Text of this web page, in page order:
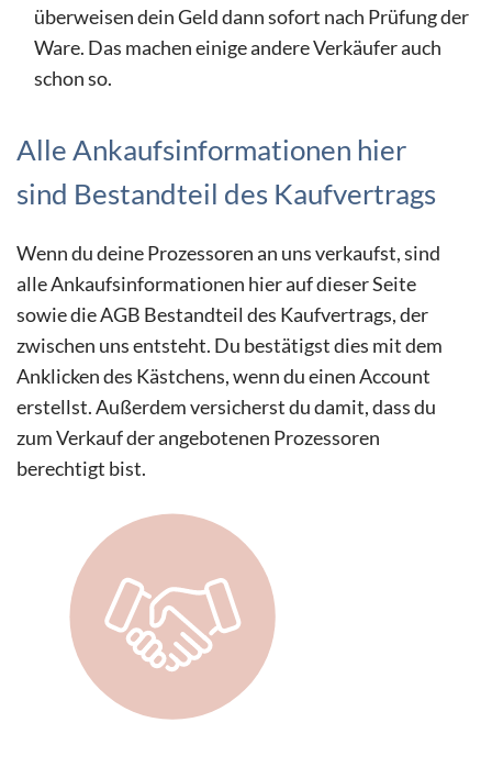
überweisen dein Geld dann sofort nach Prüfung der
Ware. Das machen einige andere Verkäufer auch
schon so.
Alle Ankaufsinformationen hier
sind Bestandteil des Kaufvertrags
Wenn du deine Prozessoren an uns verkaufst, sind
alle Ankaufsinformationen hier auf dieser Seite
sowie die AGB Bestandteil des Kaufvertrags, der
zwischen uns entsteht. Du bestätigst dies mit dem
Anklicken des Kästchens, wenn du einen Account
erstellst. Außerdem versicherst du damit, dass du
zum Verkauf der angebotenen Prozessoren
berechtigt bist.